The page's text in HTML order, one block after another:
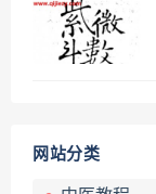
网站分类